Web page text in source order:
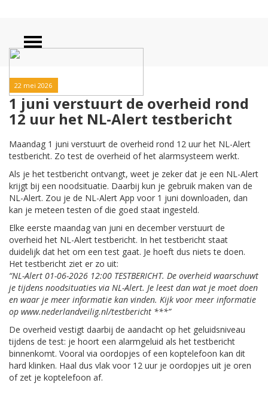
22 mei 2026
1 juni verstuurt de overheid rond
12 uur het NL-Alert testbericht
Maandag 1 juni verstuurt de overheid rond 12 uur het NL-Alert
testbericht. Zo test de overheid of het alarmsysteem werkt.
Als je het testbericht ontvangt, weet je zeker dat je een NL-Alert
krijgt bij een noodsituatie. Daarbij kun je gebruik maken van de
NL-Alert. Zou je de NL-Alert App voor 1 juni downloaden, dan
kan je meteen testen of die goed staat ingesteld.
Elke eerste maandag van juni en december verstuurt de
overheid het NL-Alert testbericht. In het testbericht staat
duidelijk dat het om een test gaat. Je hoeft dus niets te doen.
Het testbericht ziet er zo uit:
“NL-Alert 01-06-2026 12:00 TESTBERICHT. De overheid waarschuwt
je tijdens noodsituaties via NL-Alert. Je leest dan wat je moet doen
en waar je meer informatie kan vinden. Kijk voor meer informatie
op www.nederlandveilig.nl/testbericht ***”
De overheid vestigt daarbij de aandacht op het geluidsniveau
tijdens de test: je hoort een alarmgeluid als het testbericht
binnenkomt. Vooral via oordopjes of een koptelefoon kan dit
hard klinken. Haal dus vlak voor 12 uur je oordopjes uit je oren
of zet je koptelefoon af.